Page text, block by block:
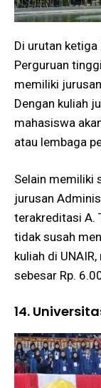
Di urutan
Perguruan
memiliki
Dengan kuliah
mahasiswa
atau lembaga
Selain memiliki
jurusan
terakreditasi A.
tidak susah
kuliah di
sebesar Rp.
14.